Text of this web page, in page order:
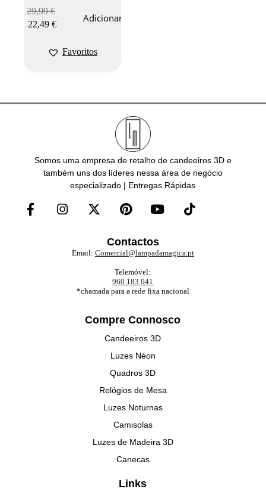
29,99€
22,49€
Adicionar
Favoritos
Somos uma empresa de retalho de candeeiros 3D e
também uns dos líderes nessa área de negócio
especializado | Entregas Rápidas
Contactos
Email: Comercial@lampadamagica.pt
Telemóvel:
960 183 041
*chamada para a rede fixa nacional
Compre Connosco
Candeeiros 3D
Luzes Néon
Quadros 3D
Relógios de Mesa
Luzes Noturnas
Camisolas
Luzes de Madeira 3D
Canecas
Links